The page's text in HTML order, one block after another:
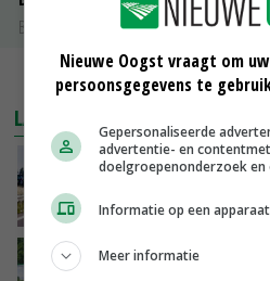
Boerenkaas
MEER
LAATSTE NIEUWS
LTO en NAJK
VANDAAG, 12:29
Oekraïne-vlogger
Nieuwe Oogst vraagt om
persoonsgegevens te
Gepersonaliseerde
advertentie- en
doelgroepenonderzoek
Informatie op een
Meer informatie